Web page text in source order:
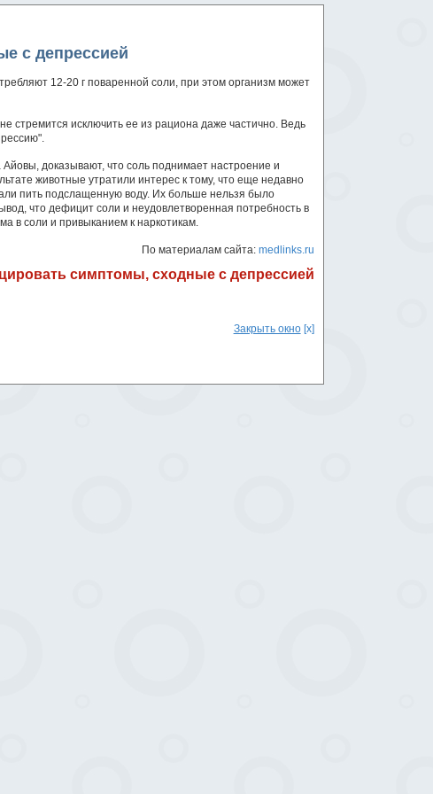
с депрессией
12-20 г поваренной соли, при этом организм может
стремится исключить ее из рациона даже частично. Ведь
доказывают, что соль поднимает настроение и
животные утратили интерес к тому, что еще недавно
пить подслащенную воду. Их больше нельзя было
что дефицит соли и неудовлетворенная потребность в
в соли и привыканием к наркотикам.
По материалам сайта: medlinks.ru
симптомы, сходные с депрессией
Закрыть окно[x]